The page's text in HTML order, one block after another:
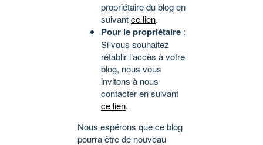
propriétaire du blog en
suivantce lien.
Pour le propriétaire :
Si vous souhaitez
rétablir l’accès à votre
blog, nous vous
invitons à nous
contacter en suivant
ce lien.
Nous espérons que ce blog
pourra être de nouveau